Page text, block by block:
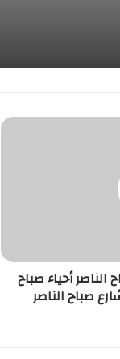
تجربة مريحة ومنظمة
استراتيجية فعالة
أحياء صباح
صباح الناصر